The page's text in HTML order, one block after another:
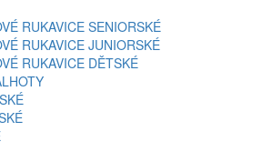
RUKAVICE SENIORSKÉ
RUKAVICE JUNIORSKÉ
RUKAVICE DĚTSKÉ